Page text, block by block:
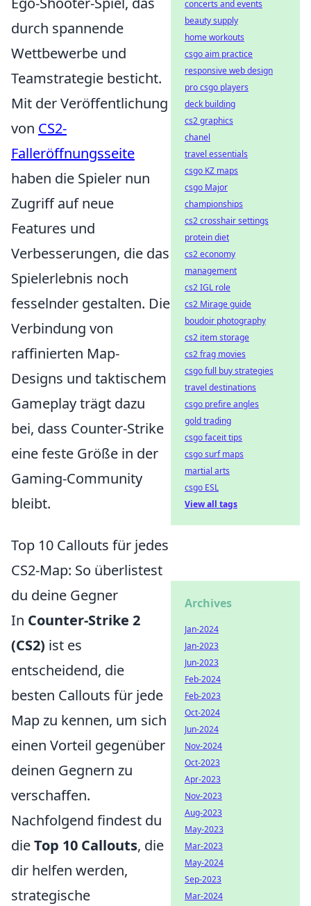
durch spannende
Wettbewerbe und
Teamstrategie besticht.
Mit der Veröffentlichung
von CS2-
Falleröffnungsseite
haben die Spieler nun
Zugriff auf neue
Features und
Verbesserungen, die das
Spielerlebnis noch
fesselnder gestalten. Die
Verbindung von
raffinierten Map-
Designs und taktischem
Gameplay trägt dazu
bei, dass Counter-Strike
eine feste Größe in der
Gaming-Community
bleibt.
Top 10 Callouts für jedes
CS2-Map: So überlistest
du deine Gegner
In Counter-Strike 2
(CS2) ist es
entscheidend, die
besten Callouts für jede
Map zu kennen, um sich
einen Vorteil gegenüber
deinen Gegnern zu
verschaffen.
Nachfolgend findest du
dieTop 10 Callouts, die
dir helfen werden,
strategische
concerts and events
beauty supply
home workouts
csgo aim practice
responsive web design
pro csgo players
deck building
cs2 graphics
chanel
travel essentials
csgo KZ maps
csgo Major
championships
cs2 crosshair settings
protein diet
cs2 economy
management
cs2 IGL role
cs2 Mirage guide
boudoir photography
cs2 item storage
cs2 frag movies
csgo full buy strategies
travel destinations
csgo prefire angles
gold trading
csgo faceit tips
csgo surf maps
martial arts
csgo ESL
View all tags
Archives
Jan-2024
Jan-2023
Jun-2023
Feb-2024
Feb-2023
Oct-2024
Jun-2024
Nov-2024
Oct-2023
Apr-2023
Nov-2023
Aug-2023
May-2023
Mar-2023
May-2024
Sep-2023
Mar-2024